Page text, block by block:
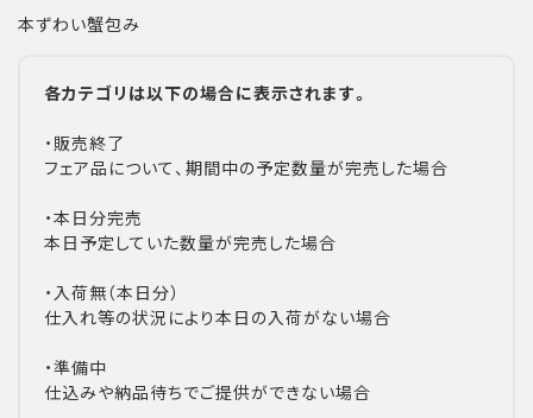
本ずわい蟹包み
各カテゴリは以下の場合に表示されます。
・販売終了
フェア品について、期間中の予定数量が完売した場合
・本日分完売
本日予定していた数量が完売した場合
・入荷無（本日分）
仕入れ等の状況により本日の入荷がない場合
・準備中
仕込みや納品待ちでご提供ができない場合